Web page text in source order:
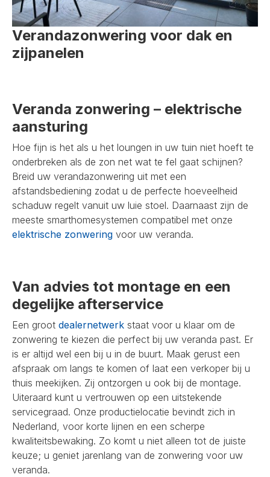
Verandazonwering voor dak en
zijpanelen
Veranda zonwering – elektrische
aansturing
Hoe fijn is het als u het loungen in uw tuin niet hoeft te
onderbreken als de zon net wat te fel gaat schijnen?
Breid uw verandazonwering uit met een
afstandsbediening zodat u de perfecte hoeveelheid
schaduw regelt vanuit uw luie stoel. Daarnaast zijn de
meeste smarthomesystemen compatibel met onze
elektrische zonwering voor uw veranda.
Van advies tot montage en een
degelijke afterservice
Een groot dealernetwerk staat voor u klaar om de
zonwering te kiezen die perfect bij uw veranda past. Er
is er altijd wel een bij u in de buurt. Maak gerust een
afspraak om langs te komen of laat een verkoper bij u
thuis meekijken. Zij ontzorgen u ook bij de montage.
Uiteraard kunt u vertrouwen op een uitstekende
servicegraad. Onze productielocatie bevindt zich in
Nederland, voor korte lijnen en een scherpe
kwaliteitsbewaking. Zo komt u niet alleen tot de juiste
keuze; u geniet jarenlang van de zonwering voor uw
veranda.